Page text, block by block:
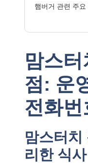
햄버거 관련 주
맘스
점: 운
전화번
맘스터치
리한 식